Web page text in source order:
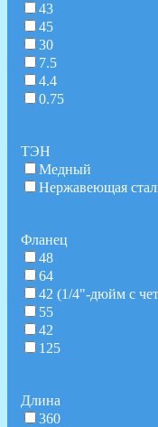
43
45
30
7.5
4.4
0.75
ТЭН
Медный
Нержавеющая
Фланец
48
64
42 (1/4"-дюйм с
55
42
125
Длина
360